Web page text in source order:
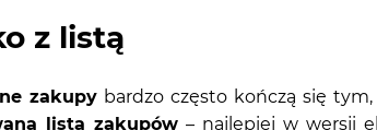
z listą
zakupy bardzo często kończą się
listą zakupów – najlepiej w wersji